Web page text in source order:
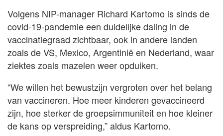
Volgens NIP-manager Richard Kartomo is sinds de
covid-19-pandemie een duidelijke daling in de
vaccinatiegraad zichtbaar, ook in andere landen
zoals de VS, Mexico, Argentinië en Nederland, waar
ziektes zoals mazelen weer opduiken.
“We willen het bewustzijn vergroten over het belang
van vaccineren. Hoe meer kinderen gevaccineerd
zijn, hoe sterker de groepsimmuniteit en hoe kleiner
de kans op verspreiding,” aldus Kartomo.